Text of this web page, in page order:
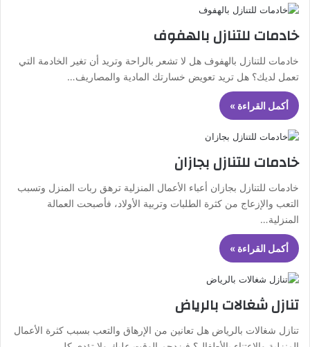
خادمات للتنازل بالهفوف
خادمات للتنازل بالهفوف هل لا تشعر بالراحة وتريد أن تغير الخادمة التي
تعمل لديك؟ هل تريد تعويض خسارتك المادية والمصاريف…
أكمل القراءة »
خادمات للتنازل بجازان
خادمات للتنازل بجازان أعباء الأعمال المنزلية ترهق ربات المنزل وتسبب
التعب والإزعاج من كثرة الطلبات وتربية الأولاد، فأصبحت العمالة
المنزلية…
أكمل القراءة »
تنازل شغالات بالرياض
تنازل شغالات بالرياض هل تعانين من الإرهاق والتعب بسبب كثرة الأعمال